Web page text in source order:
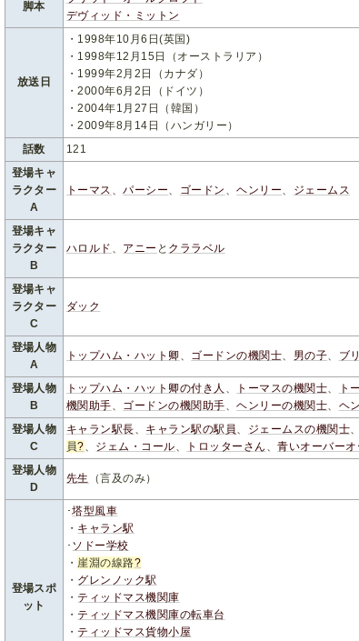
脚本
デヴィッド・ミットン
放送日
・1998年10月6日(英国)
・1998年12月15日（オーストラリア）
・1999年2月2日（カナダ）
・2000年6月2日（ドイツ）
・2004年1月27日（韓国）
・2009年8月14日（ハンガリー）
話数
121
登場キャ
ラクター
A
トーマス 、パーシー ゴードン 、ヘンリー ジェームス
登場キャ
ラクター
B
ハロルド アニー と クララベル
登場キャ
ラクター
C
ダック
登場人物
A
トップハム・ハット卿 ゴードンの機関士 男の子 ブ
登場人物
B
トップハム・ハット卿の付き人 トーマスの機関士 ト
機関助手
ゴードンの機関助手 、ヘンリーの機関士
ヘ
登場人物
C
キャラン駅長 キャラン駅の駅員 ジェームスの機関士
員? ジェム・コール トロッターさん 、青いオーバー
登場人物
D
先生 （言及のみ）
登場スポ
ット
･塔型風車
・ キャラン駅
･ ソドー学校
・ 崖淵の線路?
・ グレンノック駅
・ティッドマス機関庫
・ティッドマス機関庫の転車台
・ティッドマス貨物小屋